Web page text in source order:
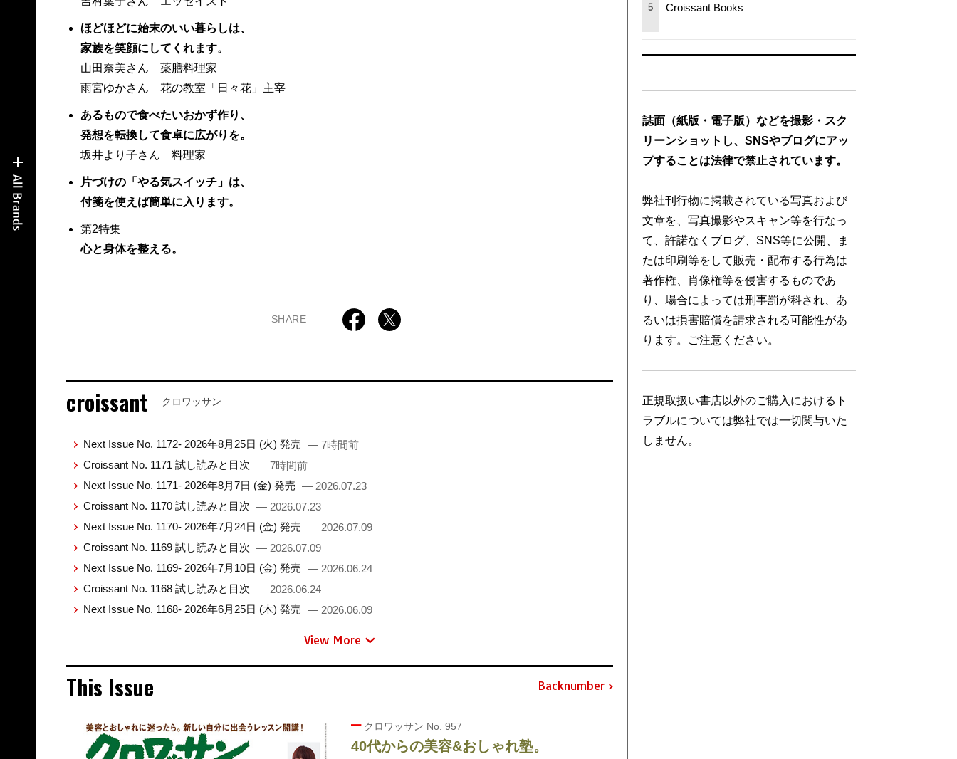
ほどほどに始末のいい暮らしは、
家族を笑顔にしてくれます。
山田奈美さん 薬膳料理家
雨宮ゆかさん 花の教室「日々花」主宰
あるもので食べたいおかず作り、
発想を転換して食卓に広がりを。
坂井より子さん 料理家
片づけの「やる気スイッチ」は、
付箋を使えば簡単に入ります。
第2特集
心と身体を整える。
SHARE
croissant クロワッサン
Next Issue No. 1172- 2026年8月25日 (火) 発売 — 7時間前
Croissant No. 1171 試し読みと目次 — 7時間前
Next Issue No. 1171- 2026年8月7日 (金) 発売 — 2026.07.23
Croissant No. 1170 試し読みと目次 — 2026.07.23
Next Issue No. 1170- 2026年7月24日 (金) 発売 — 2026.07.09
Croissant No. 1169 試し読みと目次 — 2026.07.09
Next Issue No. 1169- 2026年7月10日 (金) 発売 — 2026.06.24
Croissant No. 1168 試し読みと目次 — 2026.06.24
Next Issue No. 1168- 2026年6月25日 (木) 発売 — 2026.06.09
View More
This Issue Backnumber
クロワッサン No. 957
40代からの美容&おしゃれ塾。
5 Croissant Books
誌面（紙版・電子版）などを撮影・スク
リーンショットし、SNSやブログにアッ
プすることは法律で禁止されています。
弊社刊行物に掲載されている写真および
文章を、写真撮影やスキャン等を行なっ
て、許諾なくブログ、SNS等に公開、ま
たは印刷等をして販売・配布する行為は
著作権、肖像権等を侵害するものであ
り、場合によっては刑事罰が科され、あ
るいは損害賠償を請求される可能性があ
ります。ご注意ください。
正規取扱い書店以外のご購入におけるト
ラブルについては弊社では一切関与いた
しません。